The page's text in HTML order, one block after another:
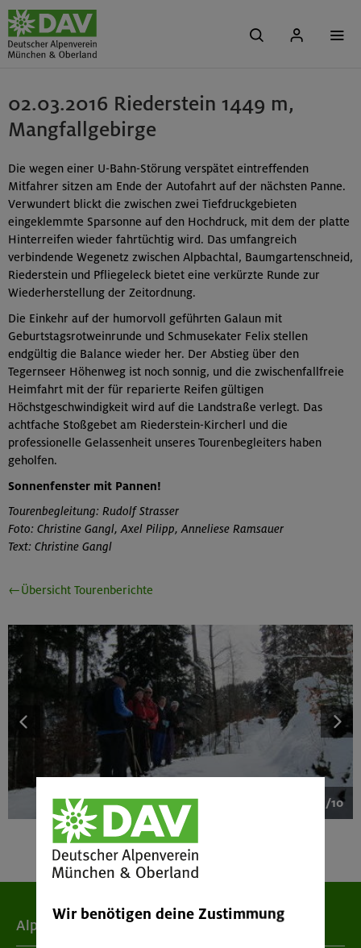
02.03.2016 Riederstein 1449 m,
Mangfallgebirge
Die wegen einer U-Bahn-Störung verspätet eintreffenden
Mitfahrer sitzen am Ende der Autofahrt auf der nächsten Panne.
Verwundert blickt die zwischen zwei Tiefdruckgebieten
eingeklemmte Sparsonne auf den Hochdruck, mit dem der platte
Hinterreifen wieder fahrtüchtig wird. Das umfangreich
verbindende Wegenetz zwischen Alpbachtal, Baumgartenschneid,
Riederstein und Pfliegeleck bietet eine verkürzte Runde zur
Wiederherstellung der Zeitordnung.
Die Einkehr auf der humorvoll geführten Galaun mit
Geburtstagsrotweinrunde und Schmusekater Felix stellen
endgültig die Balance wieder her. Der Abstieg über den
Tegernseer Höhenweg ist noch sonnig, und die zwischenfallfreie
Heimfahrt mit der für reparierte Reifen gültigen
Höchstgeschwindigkeit wird auf die Landstraße verlegt. Das
achtfache Stoßgebet am Riederstein-Kircherl und die
professionelle Gelassenheit unseres Tourenbegleiters haben
geholfen.
Sonnenfenster mit Pannen!
Tourenbegleitung: Rudolf Strasser
Foto: Christine Gangl, Axel Pilipp, Anneliese Ramsauer
Text: Christine Gangl
←Übersicht Tourenberichte
1/10
Alpenverein
Wir benötigen deine Zustimmung